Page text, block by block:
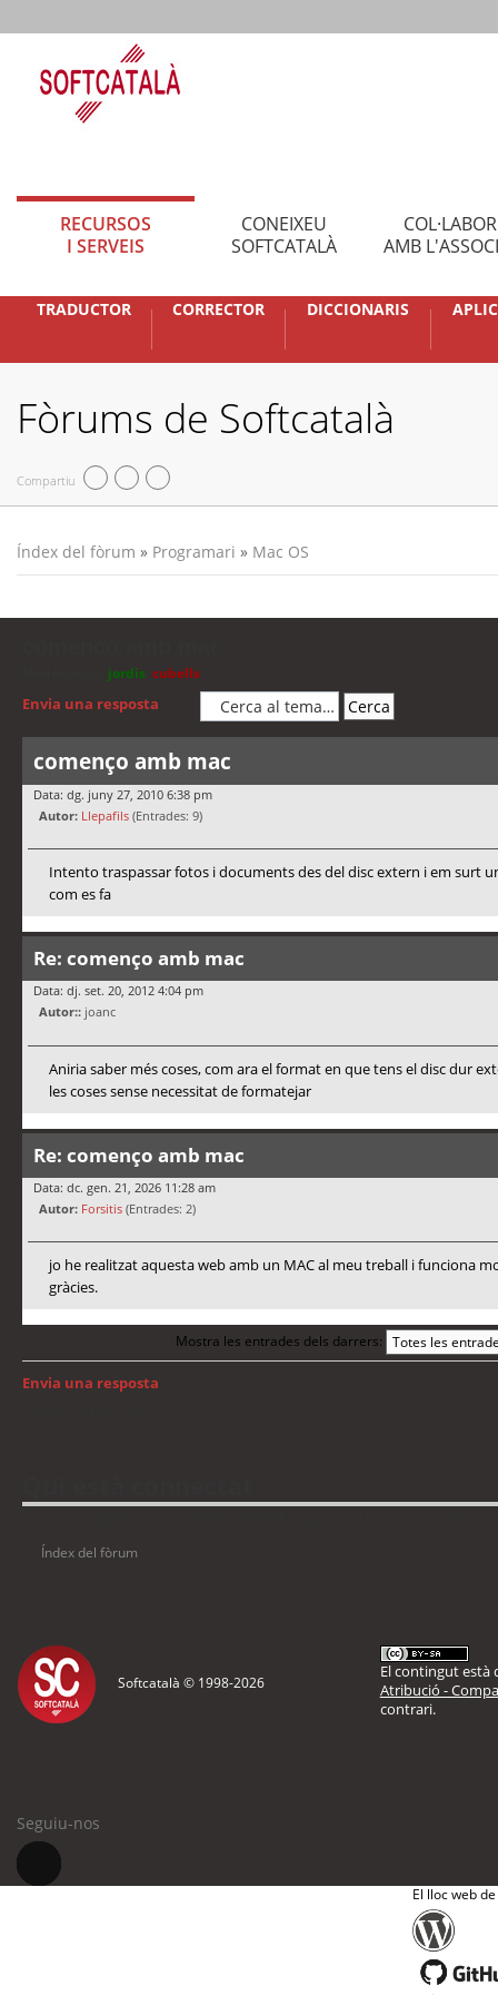
RECURSOS
I SERVEIS
CONEIXEU
SOFTCATALÀ
AMB
TRADUCTOR CORRECTOR DICCIONARIS
Fòrums de Softcatalà
Compartiu
Índex del fòrum » Programari » Mac OS
jordis cubells
Envia una resposta
començo amb mac
Data: dg. juny 27, 2010 6:38 pm
Autor: Llepafils (Entrades: 9)
Intento traspassar fotos i documents des del disc extern i em surt
com es fa
Re: començo amb mac
Data: dj. set. 20, 2012 4:04 pm
Autor:: joanc
Aniria saber més coses, com ara el format en que tens el disc dur
les coses sense necessitat de formatejar
Re: començo amb mac
Data: dc. gen. 21, 2026 11:28 am
Autor: Forsitis (Entrades: 2)
jo he realitzat aquesta web amb un MAC al meu treball i funciona
gràcies.
Mostra les entrades dels darrers:
Envia una resposta
Índex del fòrum
Softcatalà © 1998-2026
El contingut està
Atribució -
contrari.
Seguiu-nos
El lloc web